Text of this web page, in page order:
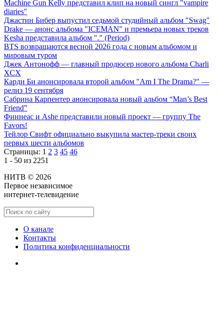
Machine Gun Kelly представил клип на новый сингл "vampire
diaries"
Джастин Бибер выпустил седьмой студийный альбом "Swag"
Drake — анонс альбома "ICEMAN" и премьера новых треков
Kesha представила альбом "." (Period)
BTS возвращаются весной 2026 года с новым альбомом и
мировым туром
Джек Антонофф — главный продюсер нового альбома Charli
XCX
Карди Би анонсировала второй альбом "Am I The Drama?" —
релиз 19 сентября
Сабрина Карпентер анонсировала новый альбом “Man’s Best
Friend”
Финнеас и Ashe представили новый проект — группу The
Favors!
Тейлор Свифт официально выкупила мастер-треки своих
первых шести альбомов
Страницы: 1 2 3 45 46
1 - 50 из 2251
НИТВ © 2026
Первое независимое
интернет-телевидение
О канале
Контакты
Политика конфиденциальности